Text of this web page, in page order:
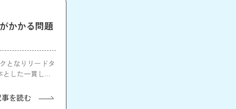
かかる問題
となりリードタ
した一貫した
事を読む